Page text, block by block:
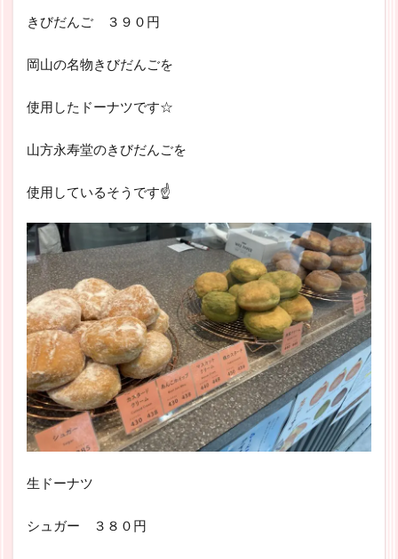
きびだんご ３９０円
岡山の名物きびだんごを
使用したドーナツです☆
山方永寿堂のきびだんごを
使用しているそうです☝
生ドーナツ
シュガー ３８０円